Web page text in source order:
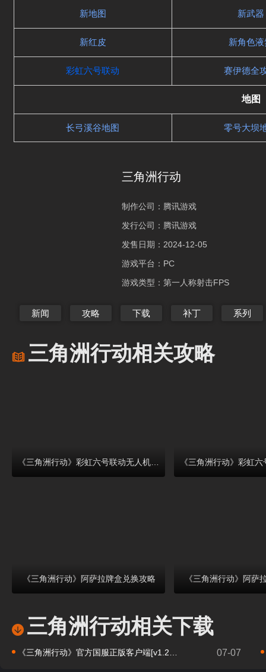
新地图 新武器
新红皮 新角色液
彩虹六号联动 赛伊德全
地图
长弓溪谷地图 零号大坝
三角洲行动
制作公司： 腾讯游戏
发行公司： 腾讯游戏
发售日期： 2024-12-05
游戏平台： PC
游戏类型： 第一人称射击FPS
新闻 攻略 下载 补丁 系列
三角洲行动相关攻略
《三角洲行动》阿萨拉牌盒兑换攻略 《三角洲行动》阿萨
三角洲行动相关下载
《三角洲行动》官方国服正版客户端[v1.201.37114.81] 07-07